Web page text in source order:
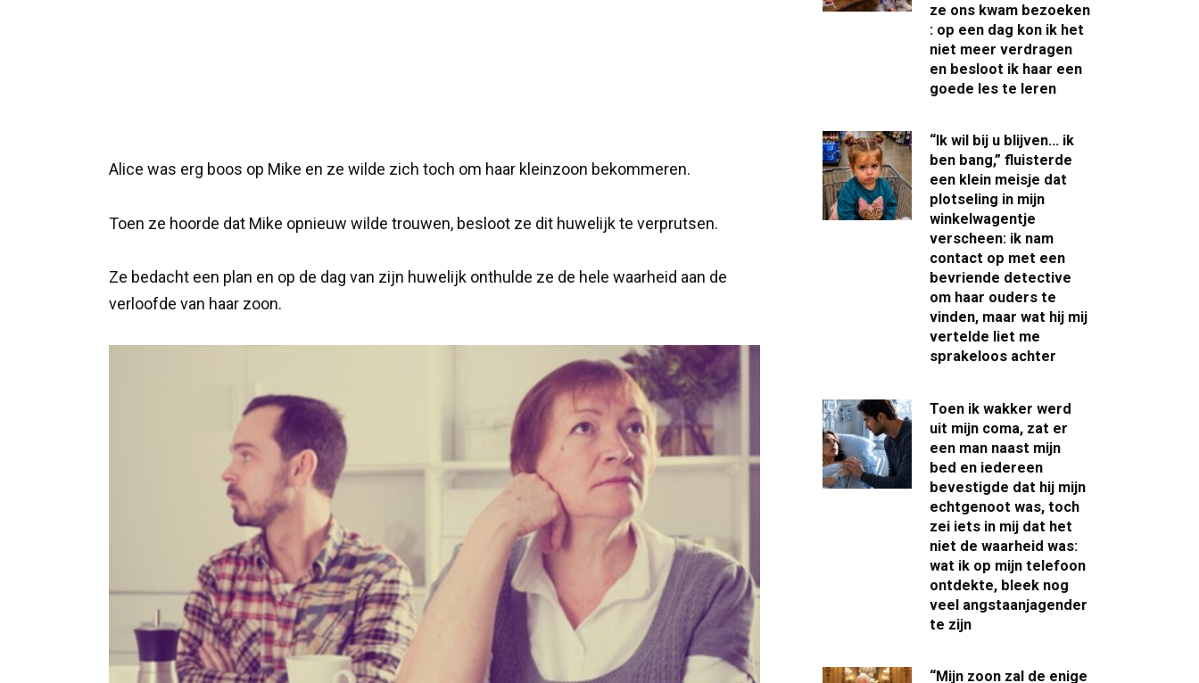
Alice was erg boos op Mike en ze wilde zich toch om haar kleinzoon bekommeren.
Toen ze hoorde dat Mike opnieuw wilde trouwen, besloot ze dit huwelijk te verprutsen.
Ze bedacht een plan en op de dag van zijn huwelijk onthulde ze de hele waarheid aan de
verloofde van haar zoon.
ze ons kwam bezoeken
: op een dag kon ik het
niet meer verdragen
en besloot ik haar een
goede les te leren
“Ik wil bij u blijven… ik
ben bang,” fluisterde
een klein meisje dat
plotseling in mijn
winkelwagentje
verscheen: ik nam
contact op met een
bevriende detective
om haar ouders te
vinden, maar wat hij mij
vertelde liet me
sprakeloos achter
Toen ik wakker werd
uit mijn coma, zat er
een man naast mijn
bed en iedereen
bevestigde dat hij mijn
echtgenoot was, toch
zei iets in mij dat het
niet de waarheid was:
wat ik op mijn telefoon
ontdekte, bleek nog
veel angstaanjagender
te zijn
“Mijn zoon zal de enige